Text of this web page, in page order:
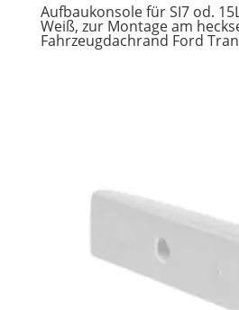
Aufbaukonsole für SI7 od.
Weiß, zur Montage am
Fahrzeugdachrand Ford